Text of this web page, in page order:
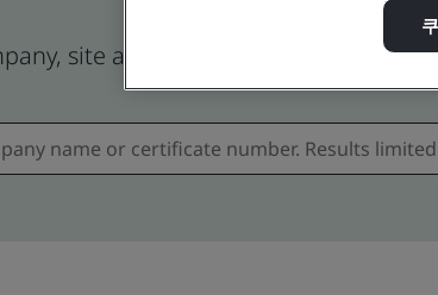
site and product certificates -